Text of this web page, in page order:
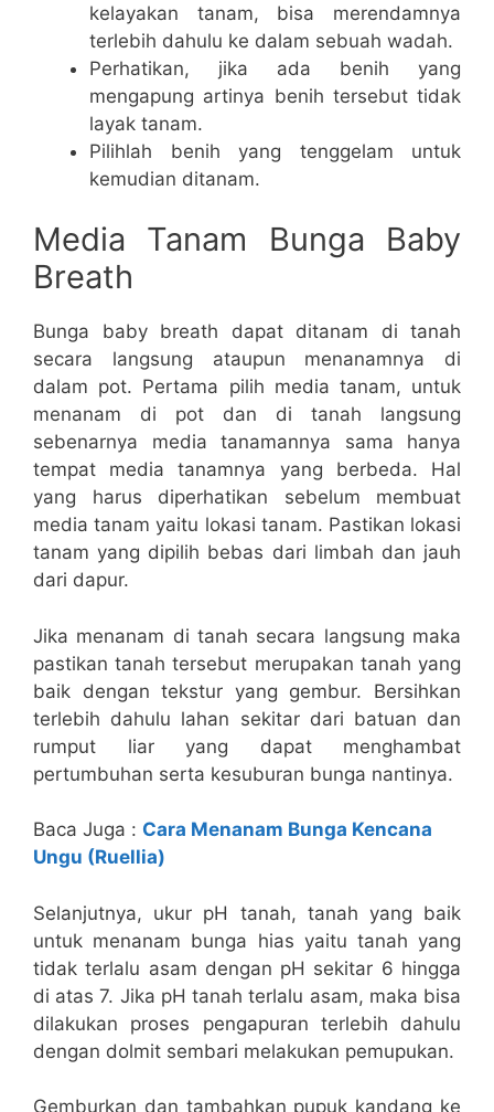
kelayakan tanam, bisa merendamnya
terlebih dahulu ke dalam sebuah wadah.
Perhatikan, jika ada benih yang
mengapung artinya benih tersebut tidak
layak tanam.
Pilihlah benih yang tenggelam untuk
kemudian ditanam.
Media Tanam Bunga Baby
Breath
Bunga baby breath dapat ditanam di tanah
secara langsung ataupun menanamnya di
dalam pot. Pertama pilih media tanam, untuk
menanam di pot dan di tanah langsung
sebenarnya media tanamannya sama hanya
tempat media tanamnya yang berbeda. Hal
yang harus diperhatikan sebelum membuat
media tanam yaitu lokasi tanam. Pastikan lokasi
tanam yang dipilih bebas dari limbah dan jauh
dari dapur.
Jika menanam di tanah secara langsung maka
pastikan tanah tersebut merupakan tanah yang
baik dengan tekstur yang gembur. Bersihkan
terlebih dahulu lahan sekitar dari batuan dan
rumput liar yang dapat menghambat
pertumbuhan serta kesuburan bunga nantinya.
Baca Juga : Cara Menanam Bunga Kencana
Ungu (Ruellia)
Selanjutnya, ukur pH tanah, tanah yang baik
untuk menanam bunga hias yaitu tanah yang
tidak terlalu asam dengan pH sekitar 6 hingga
di atas 7. Jika pH tanah terlalu asam, maka bisa
dilakukan proses pengapuran terlebih dahulu
dengan dolmit sembari melakukan pemupukan.
Gemburkan dan tambahkan pupuk kandang ke